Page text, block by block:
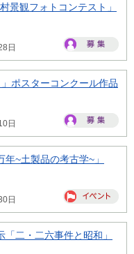
景観フォトコンテスト」
日
ポスターコンクール作品
日
~土製品の考古学~」
日
「二・二六事件と昭和」